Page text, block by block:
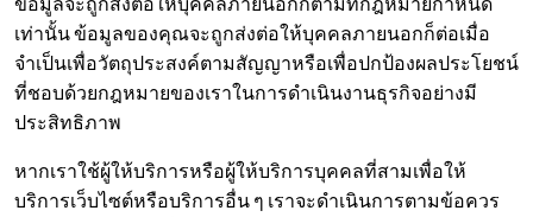
เท่านั้น ข้อมูลของคุณจะถูกส่งต่อให้บุคคลภายนอกก็ต่อเมื่อ
จำเป็นเพื่อวัตถุประสงค์ตามสัญญาหรือเพื่อปกป้องผลประโยชน์
ที่ชอบด้วยกฎหมายของเราในการดำเนินงานธุรกิจอย่างมี
ประสิทธิภาพ
หากเราใช้ผู้ให้บริการหรือผู้ให้บริการบุคคลที่สามเพื่อให้
บริการเว็บไซต์หรือบริการอื่น ๆ เราจะดำเนินการตามข้อควร